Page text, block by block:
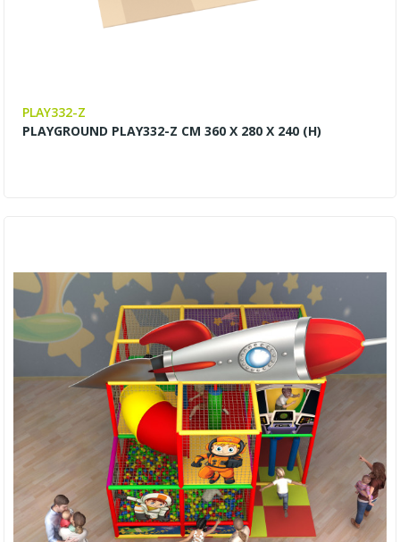
PLAY332-Z
PLAYGROUND PLAY332-Z CM 360 X 280 X 240 (H)